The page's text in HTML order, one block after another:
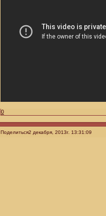
0
Поделиться2 декабря, 2013г. 13:31:09